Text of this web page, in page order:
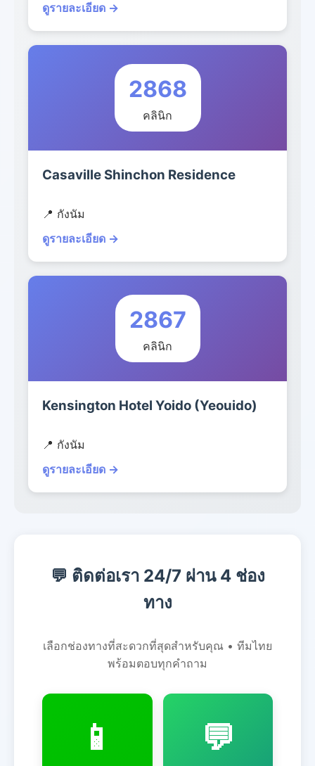
ดูรายละเอียด →
2868
คลินิก
Casaville Shinchon Residence
📍 กังนัม
ดูรายละเอียด →
2867
คลินิก
Kensington Hotel Yoido (Yeouido)
📍 กังนัม
ดูรายละเอียด →
💬 ติดต่อเรา 24/7 ผ่าน 4 ช่อง
ทาง
เลือกช่องทางที่สะดวกที่สุดสำหรับคุณ • ทีมไทย
พร้อมตอบทุกคำถาม
📱 💬